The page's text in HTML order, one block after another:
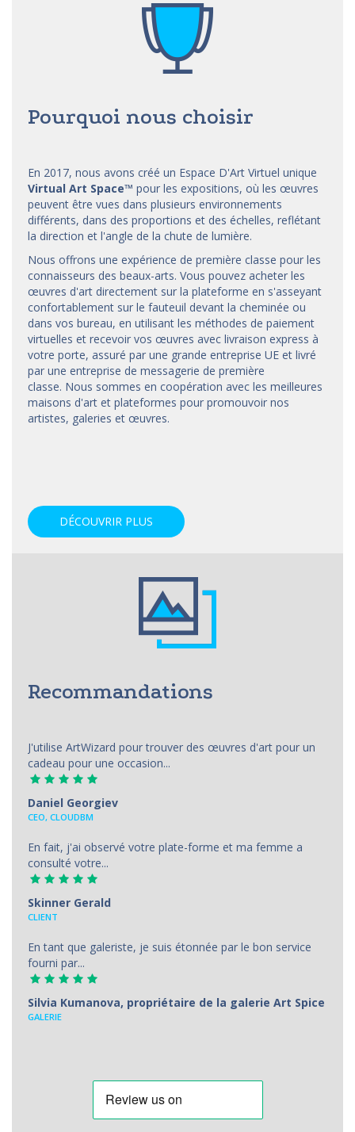
Pourquoi nous choisir
En 2017, nous avons créé un Espace D'Art Virtuel unique
Virtual Art Space™ pour les expositions, où les œuvres
peuvent être vues dans plusieurs environnements
différents, dans des proportions et des échelles, reflétant
la direction et l'angle de la chute de lumière.
Nous offrons une expérience de première classe pour les
connaisseurs des beaux-arts. Vous pouvez acheter les
œuvres d'art directement sur la plateforme en s'asseyant
confortablement sur le fauteuil devant la cheminée ou
dans vos bureau, en utilisant les méthodes de paiement
virtuelles et recevoir vos œuvres avec livraison express à
votre porte, assuré par une grande entreprise UE et livré
par une entreprise de messagerie de première
classe. Nous sommes en coopération avec les meilleures
maisons d'art et plateformes pour promouvoir nos
artistes, galeries et œuvres.
DÉCOUVRIR PLUS
Recommandations
J'utilise ArtWizard pour trouver des œuvres d'art pour un
cadeau pour une occasion...
Daniel Georgiev
CEO, CLOUDBM
En fait, j'ai observé votre plate-forme et ma femme a
consulté votre...
Skinner Gerald
CLIENT
En tant que galeriste, je suis étonnée par le bon service
fourni par...
Silvia Kumanova, propriétaire de la galerie Art Spice
GALERIE